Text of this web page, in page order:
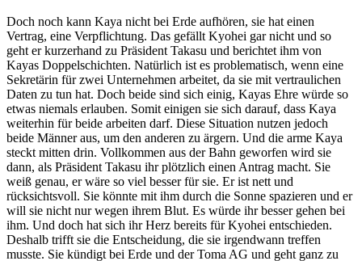
Doch noch kann Kaya nicht bei Erde aufhören, sie hat einen
Vertrag, eine Verpflichtung. Das gefällt Kyohei gar nicht und so
geht er kurzerhand zu Präsident Takasu und berichtet ihm von
Kayas Doppelschichten. Natürlich ist es problematisch, wenn eine
Sekretärin für zwei Unternehmen arbeitet, da sie mit vertraulichen
Daten zu tun hat. Doch beide sind sich einig, Kayas Ehre würde so
etwas niemals erlauben. Somit einigen sie sich darauf, dass Kaya
weiterhin für beide arbeiten darf. Diese Situation nutzen jedoch
beide Männer aus, um den anderen zu ärgern. Und die arme Kaya
steckt mitten drin. Vollkommen aus der Bahn geworfen wird sie
dann, als Präsident Takasu ihr plötzlich einen Antrag macht. Sie
weiß genau, er wäre so viel besser für sie. Er ist nett und
rücksichtsvoll. Sie könnte mit ihm durch die Sonne spazieren und er
will sie nicht nur wegen ihrem Blut. Es würde ihr besser gehen bei
ihm. Und doch hat sich ihr Herz bereits für Kyohei entschieden.
Deshalb trifft sie die Entscheidung, die sie irgendwann treffen
musste. Sie kündigt bei Erde und der Toma AG und geht ganz zu